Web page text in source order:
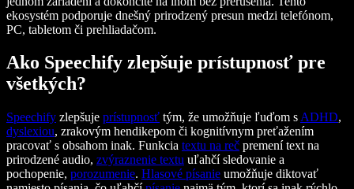
ekosystém podporuje dnešný prirodzený presun medzi telefónom,
PC, tabletom či prehliadačom.
Ako Speechify zlepšuje prístupnosť pre
všetkých?
Speechify zlepšuje prístupnosť tým, že umožňuje ľuďom s ADHD,
dyslexiou, zrakovým hendikepom či kognitívnym preťažením
pracovať s obsahom inak. Funkcia textu na reč premení text na
prirodzené audio, zvýraznenie textu uľahčí sledovanie a
pochopenie, porozumenie. Hlasové písanie umožňuje diktovať